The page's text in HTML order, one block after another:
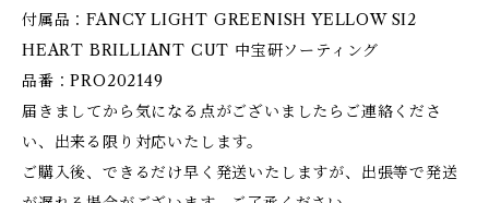
付属品：FANCY LIGHT GREENISH YELLOW SI2
HEART BRILLIANT CUT 中宝研ソーティング
品番：PRO202149
届きましてから気になる点がございましたらご連絡くださ
い、出来る限り対応いたします。
ご購入後、できるだけ早く発送いたしますが、出張等で発送